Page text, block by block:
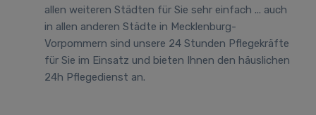
allen weiteren Städten für Sie sehr einfach ... auch
in allen anderen Städte in Mecklenburg-
Vorpommern sind unsere 24 Stunden Pflegekräfte
für Sie im Einsatz und bieten Ihnen den häuslichen
24h Pflegedienst an.